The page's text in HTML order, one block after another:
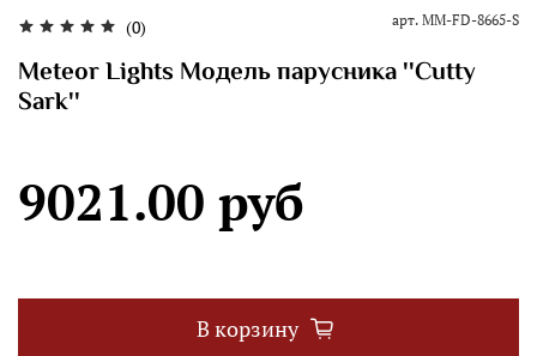
(0) арт. MM-FD-8665-S
Meteor Lights Модель парусника ''Cutty
Sark''
9021.00 руб
В корзину